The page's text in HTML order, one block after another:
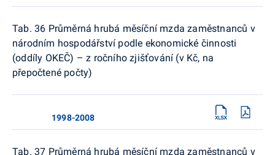
Tab. 36 Průměrná hrubá měsíční mzda zaměstnanců v
národním hospodářství podle ekonomické činnosti
(oddíly OKEČ) – z ročního zjišťování (v Kč, na
přepočtené počty)
1998-2008
Tab. 37 Průměrná hrubá měsíční mzda zaměstnanců v